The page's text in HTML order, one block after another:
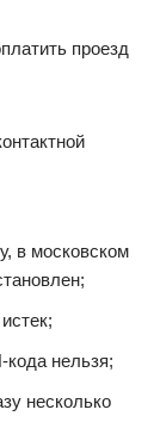
проезд
в московском
кода нельзя;
несколько